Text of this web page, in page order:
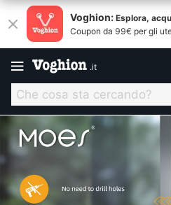
Voghion: Esplora,
Coupon da 99€ per gli
.it